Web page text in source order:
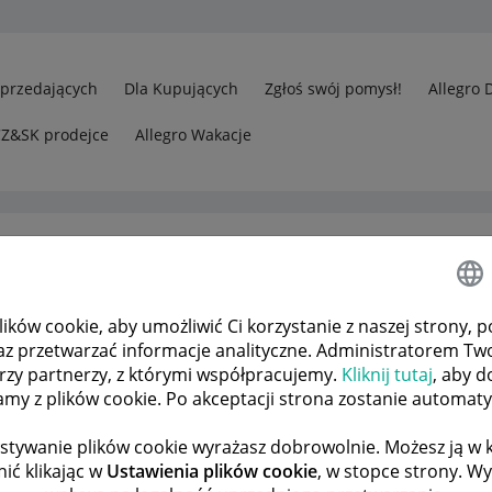
cookie, aby umożliwić Ci korzystanie z naszej strony,
przetwarzać informacje analityczne. Administratorem
partnerzy, z którymi współpracujemy. Kliknij tutaj, aby
z plików cookie. Po akceptacji strona zostanie
plików cookie wyrażasz dobrowolnie. Możesz ją w
klikając wUstawienia plików cookie, w stopce strony.
Dla Kupujących Zgłoś swój pomysł! Allegro
prodejce Allegro Wakacje
może wystawić mi po raz kolejny negatyw?
POPRZEDNIA NASTĘPNA